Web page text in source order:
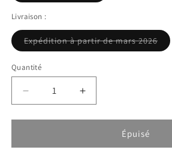
Livraison :
Expédition à partir de mars 2026
Quantité
Réduire
la
quantité
Calla
Augmenter
la
quantité
Calla
Épuisé